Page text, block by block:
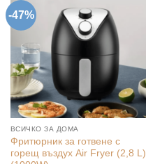
-47%
ВСИЧКО ЗА ДОМА
Фритюрник за готвене с
горещ въздух Air Fryer (2,8 L)